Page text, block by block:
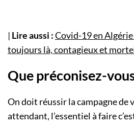
| Lire aussi :Covid-19 en Algérie
toujours là, contagieux et
Que préconisez-
On doit réussir la campagne de
attendant, l’essentiel à faire